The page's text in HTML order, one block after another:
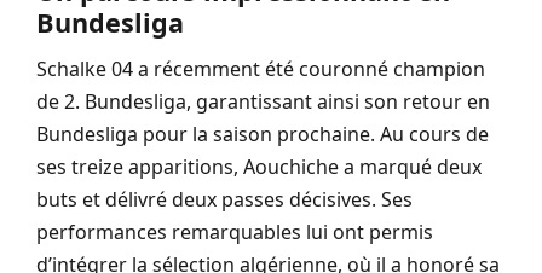
Bundesliga
Schalke 04 a récemment été couronné champion
de 2. Bundesliga, garantissant ainsi son retour en
Bundesliga pour la saison prochaine. Au cours de
ses treize apparitions, Aouchiche a marqué deux
buts et délivré deux passes décisives. Ses
performances remarquables lui ont permis
d’intégrer la sélection algérienne, où il a honoré sa